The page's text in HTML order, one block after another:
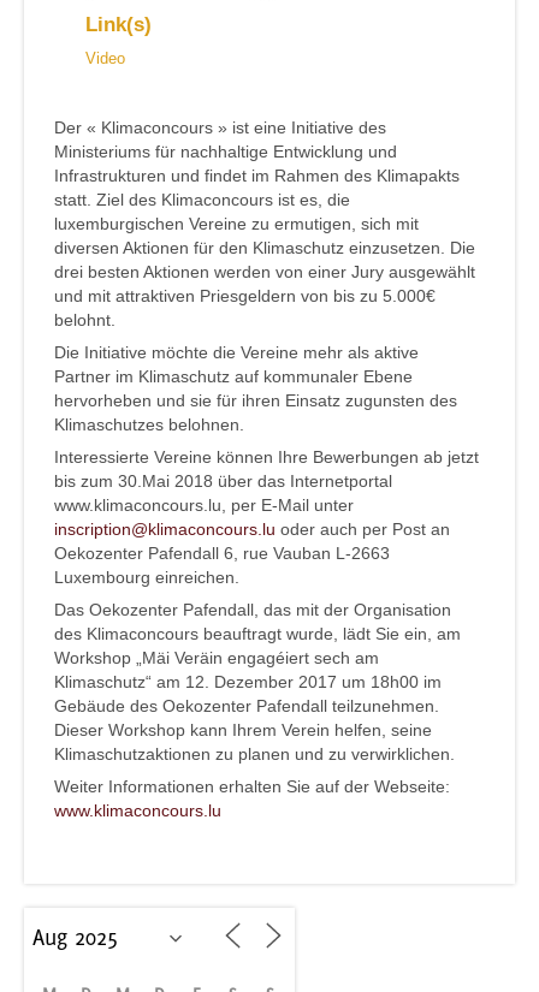
Link(s)
Video
Der « Klimaconcours » ist eine Initiative des
Ministeriums für nachhaltige Entwicklung und
Infrastrukturen und findet im Rahmen des Klimapakts
statt. Ziel des Klimaconcours ist es, die
luxemburgischen Vereine zu ermutigen, sich mit
diversen Aktionen für den Klimaschutz einzusetzen. Die
drei besten Aktionen werden von einer Jury ausgewählt
und mit attraktiven Priesgeldern von bis zu 5.000€
belohnt.
Die Initiative möchte die Vereine mehr als aktive
Partner im Klimaschutz auf kommunaler Ebene
hervorheben und sie für ihren Einsatz zugunsten des
Klimaschutzes belohnen.
Interessierte Vereine können Ihre Bewerbungen ab jetzt
bis zum 30.Mai 2018 über das Internetportal
www.klimaconcours.lu, per E-Mail unter
inscription@klimaconcours.lu oder auch per Post an
Oekozenter Pafendall 6, rue Vauban L-2663
Luxembourg einreichen.
Das Oekozenter Pafendall, das mit der Organisation
des Klimaconcours beauftragt wurde, lädt Sie ein, am
Workshop „Mäi Veräin engagéiert sech am
Klimaschutz“ am 12. Dezember 2017 um 18h00 im
Gebäude des Oekozenter Pafendall teilzunehmen.
Dieser Workshop kann Ihrem Verein helfen, seine
Klimaschutzaktionen zu planen und zu verwirklichen.
Weiter Informationen erhalten Sie auf der Webseite:
www.klimaconcours.lu